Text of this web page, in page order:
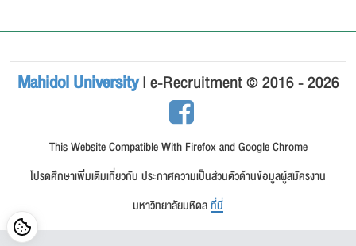
Mahidol University| e-Recruitment © 2016 - 2026
This Website Compatible With Firefox and Google Chrome
โปรดศึกษาเพิ่มเติมเกี่ยวกับ ประกาศความเป็นส่วนตัวด้านข้อมูลผู้สมัครงาน
มหาวิทยาลัยมหิดลที่นี่